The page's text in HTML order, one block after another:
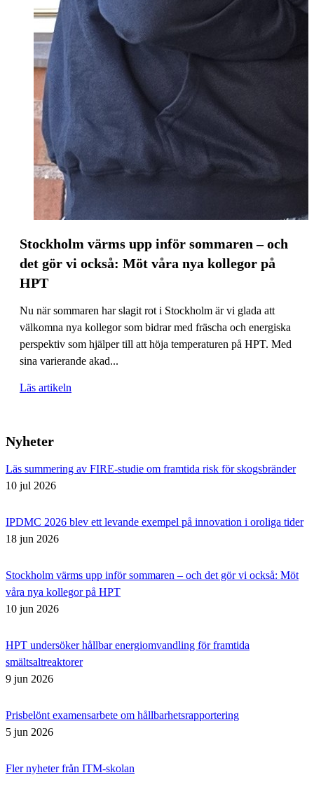
Stockholm värms upp inför sommaren – och
det gör vi också: Möt våra nya kollegor på
HPT
Nu när sommaren har slagit rot i Stockholm är vi glada att
välkomna nya kollegor som bidrar med fräscha och energiska
perspektiv som hjälper till att höja temperaturen på HPT. Med
sina varierande akad...
Läs artikeln
Nyheter
Läs summering av FIRE-studie om framtida risk för skogsbränder
10 jul 2026
IPDMC 2026 blev ett levande exempel på innovation i oroliga tider
18 jun 2026
Stockholm värms upp inför sommaren – och det gör vi också: Möt
våra nya kollegor på HPT
10 jun 2026
HPT undersöker hållbar energiomvandling för framtida
smältsaltreaktorer
9 jun 2026
Prisbelönt examensarbete om hållbarhetsrapportering
5 jun 2026
Fler nyheter från ITM-skolan